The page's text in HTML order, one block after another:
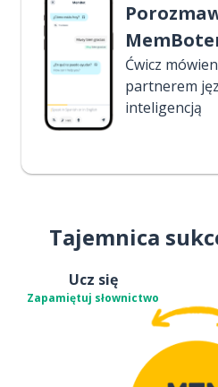
Ćwicz
partnerem
inteligencją
Tajemnica
Ucz się
Zapamiętuj słownictwo